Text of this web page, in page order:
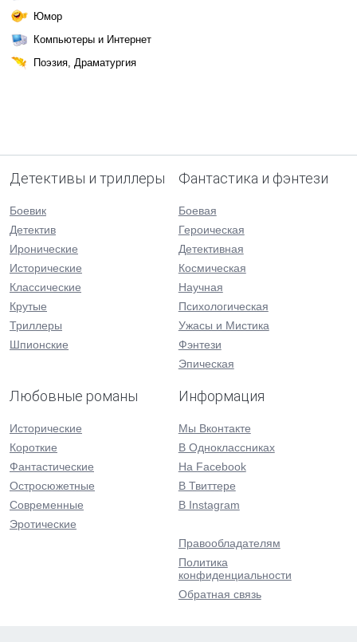
Юмор
Компьютеры и Интернет
Поэзия, Драматургия
Детективы и триллеры
Боевик
Детектив
Иронические
Исторические
Классические
Крутые
Триллеры
Шпионские
Фантастика и фэнтези
Боевая
Героическая
Детективная
Космическая
Научная
Психологическая
Ужасы и Мистика
Фэнтези
Эпическая
Любовные романы
Исторические
Короткие
Фантастические
Остросюжетные
Современные
Эротические
Информация
Мы Вконтакте
В Одноклассниках
На Facebook
В Твиттере
В Instagram
Правообладателям
Политика
конфиденциальности
Обратная связь